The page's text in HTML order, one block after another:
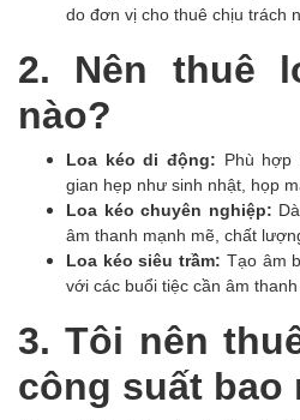
do đơn vị cho thuê chịu trách
2. Nên thuê
nào?
Loa kéo di động: Phù hợp
gian hẹp như sinh nhật, họp
Loa kéo chuyên nghiệp:
âm thanh mạnh mẽ, chất
Loa kéo siêu trầm: Tạo âm
với các buổi tiệc cần âm thanh
3. Tôi nên
công suất bao